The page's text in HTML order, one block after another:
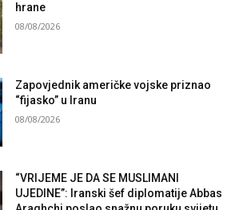
hrane
08/08/2026
Zapovjednik američke vojske priznao
“fijasko” u Iranu
08/08/2026
“VRIJEME JE DA SE MUSLIMANI
UJEDINE”: Iranski šef diplomatije Abbas